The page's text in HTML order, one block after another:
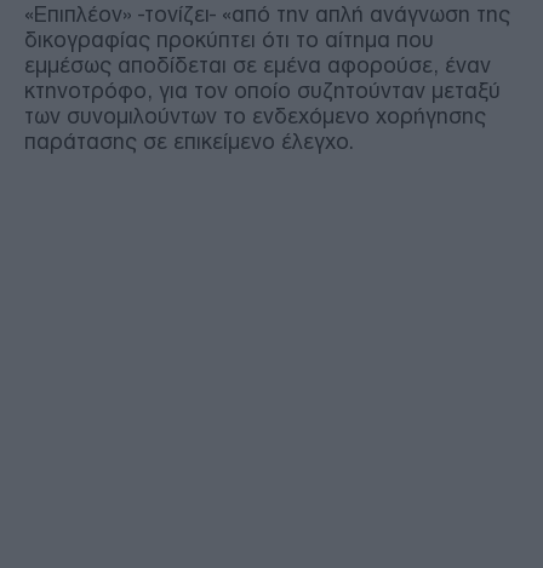
«Επιπλέον» -τονίζει- «από την απλή ανάγνωση της
δικογραφίας προκύπτει ότι το αίτημα που
εμμέσως αποδίδεται σε εμένα αφορούσε, έναν
κτηνοτρόφο, για τον οποίο συζητούνταν μεταξύ
των συνομιλούντων το ενδεχόμενο χορήγησης
παράτασης σε επικείμενο έλεγχο.